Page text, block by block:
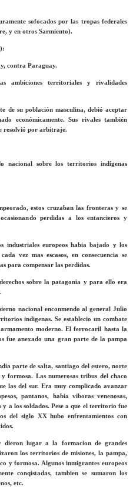
sofocados por las tropas federales
y en otros Sarmiento).
contra Paraguay.
ambiciones territoriales y rivalidades
de su población masculina, debió aceptar
económicamente. Sus rivales también
resolvió por arbitraje.
nacional sobre los territorios indígenas
estos cruzaban las fronteras y se
perdidas a los entancieros y
industriales europeos habia bajado y los
vez mas escasos, en consecuencia se
para compensar las perdidas.
sobre la patagonia y para ello era
nacional enconmendo al general Julio
indigenas. Se establecio un combate
moderno. El ferrocaril hasta la
fue anexado una gran parte de la pampa
parte de salta, santiago del estero, norte
formosa. Las numerosas tribus del chaco
las del sur. Era muy complicado avanzar
pantanos, habia viboras venenosas,
y a los soldados. Pese a que el territorio fue
del siglo XX hubo enfrentamientos con
dieron lugar a la formacion de grandes
los territorios de misiones, la pampa,
y formosa. Algunos inmigrantes europeos
conqistadas, tambien se sumaron los
etc.